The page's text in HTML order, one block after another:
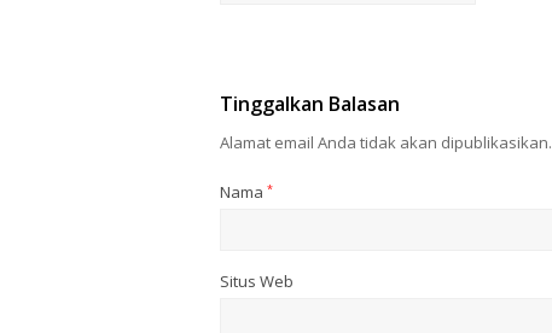
Tinggalkan Balasan
Alamat email Anda tidak akan dipublikasikan.
Nama *
Situs Web